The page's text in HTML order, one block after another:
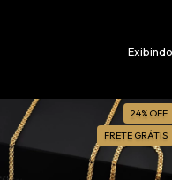
24% OFF
FRETE GRÁTIS